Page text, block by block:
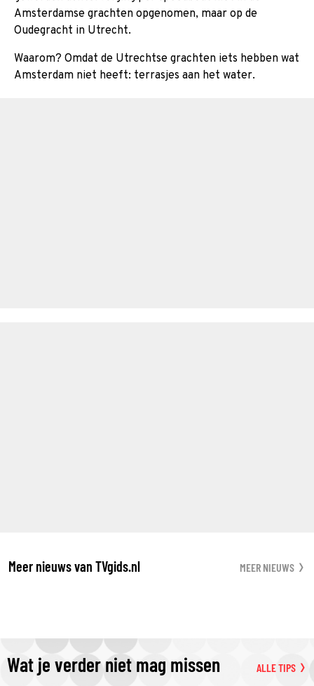
Amsterdamse grachten opgenomen, maar op de
Oudegracht in Utrecht.
Waarom? Omdat de Utrechtse grachten iets hebben wat
Amsterdam niet heeft: terrasjes aan het water.
Meer nieuws van TVgids.nl MEER NIEUWS
Wat je verder niet mag missen ALLE TIPS